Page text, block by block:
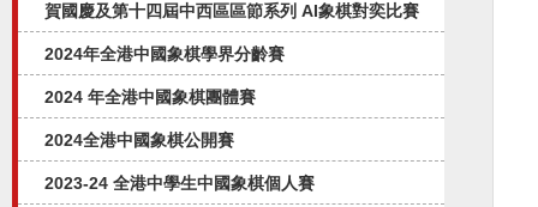
賀國慶及第十四屆中西區區節系列 AI象棋對奕比賽
2024年全港中國象棋學界分齡賽
2024 年全港中國象棋團體賽
2024全港中國象棋公開賽
2023-24 全港中學生中國象棋個人賽